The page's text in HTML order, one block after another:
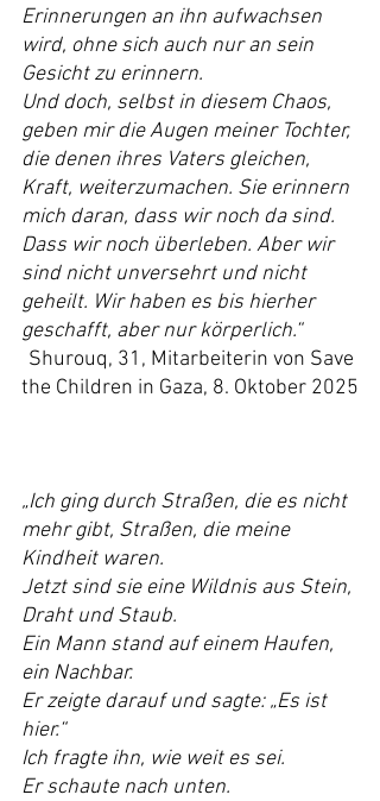
Erinnerungen an ihn aufwachsen
wird, ohne sich auch nur an sein
Gesicht zu erinnern.
Und doch, selbst in diesem Chaos,
geben mir die Augen meiner Tochter,
die denen ihres Vaters gleichen,
Kraft, weiterzumachen. Sie erinnern
mich daran, dass wir noch da sind.
Dass wir noch überleben. Aber wir
sind nicht unversehrt und nicht
geheilt. Wir haben es bis hierher
geschafft, aber nur körperlich.“
Shurouq, 31, Mitarbeiterin von Save
the Children in Gaza, 8. Oktober 2025
„Ich ging durch Straßen, die es nicht
mehr gibt, Straßen, die meine
Kindheit waren.
Jetzt sind sie eine Wildnis aus Stein,
Draht und Staub.
Ein Mann stand auf einem Haufen,
ein Nachbar.
Er zeigte darauf und sagte: „Es ist
hier.“
Ich fragte ihn, wie weit es sei.
Er schaute nach unten.